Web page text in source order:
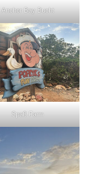
Anchor Bay Bucht
Spaß Farm